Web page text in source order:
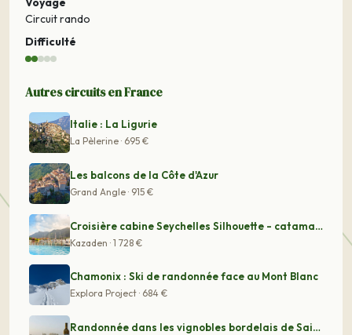
Circuit rando
Difficulté
Autres circuits en France
Italie : La Ligurie
La Pèlerine · 695 €
Les balcons de la Côte d'Azur
Grand Angle · 915 €
Croisière cabine Seychelles Silhouette - catamaran 62'
Kazaden · 1 728 €
Chamonix : Ski de randonnée face au Mont Blanc
Explora Project · 684 €
Randonnée dans les vignobles bordelais de Saint-Emilion